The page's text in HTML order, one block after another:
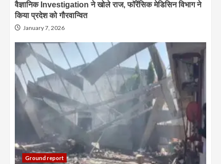
वैज्ञानिक Investigation ने खोले राज, फॉरेंसिक मेडिसिन विभाग ने
किया प्रदेश को गौरवान्वित
January 7, 2026
Ground report